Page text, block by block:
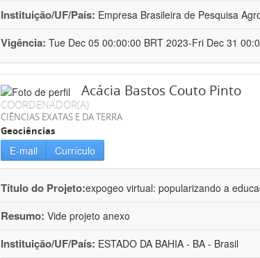
Instituição/UF/País: Empresa Brasileira de Pesquisa
Vigência: Tue Dec 05 00:00:00 BRT 2023-Fri Dec 31
Acácia Bastos Couto Pinto
COORDENADOR(A)
CIÊNCIAS EXATAS E DA TERRA
Geociências
E-mail Currículo
Título do Projeto:expogeo virtual: popularizando a
Resumo: Vide projeto anexo
Instituição/UF/País: ESTADO DA BAHIA - BA - Brasil